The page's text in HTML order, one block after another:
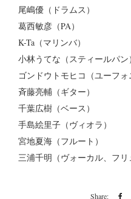
尾嶋優（ドラムス）
葛西敏彦（PA）
K-Ta（マリンバ）
小林うてな（スティールパン）
ゴンドウトモヒコ（ユーフォ
斉藤亮輔（ギター）
千葉広樹（ベース）
手島絵里子（ヴィオラ）
宮地夏海（フルート）
三浦千明（ヴォーカル、フリ